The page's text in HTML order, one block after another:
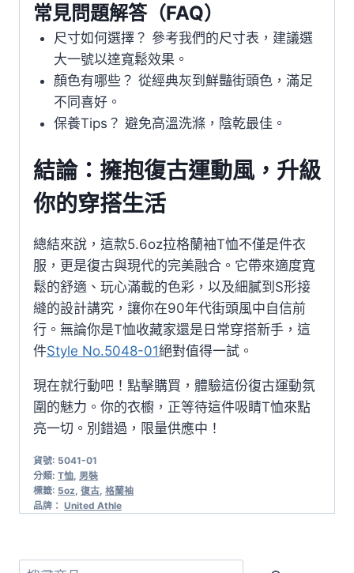
常見問題解答（FAQ）
尺寸如何選擇？ 參考我們的尺寸表，建議選
大一號以達寬鬆效果。
顏色有哪些？ 從經典灰到鮮豔街頭色，滿足
不同喜好。
保養Tips？ 避免高溫洗滌，陰乾最佳。
結論：擁抱復古運動風，升級
你的穿搭生活
總結來說，這款5.6oz拉格蘭袖T恤不僅是件衣
服，更是復古與現代的完美融合。它帶來適度寬
鬆的舒適、玩心滿載的色彩，以及細膩到S形接
縫的設計講究，讓你在90年代街頭風中自信前
行。無論你是T恤收藏家還是日常穿搭新手，這
件Style No.5048-01絕對值得一試。
現在就行動吧！點擊購買，體驗這份復古運動氛
圍的魅力。你的衣櫥，正等待這件吸睛T恤來點
亮一切。別錯過，限量供應中！
貨號: 5041-01
分類: T恤, 男裝
標籤: 5oz, 復古, 格蘭袖
品牌： United Athle
搜